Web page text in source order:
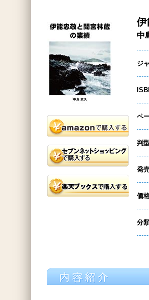
伊
中
ジ
ペ
判型
発
価
分